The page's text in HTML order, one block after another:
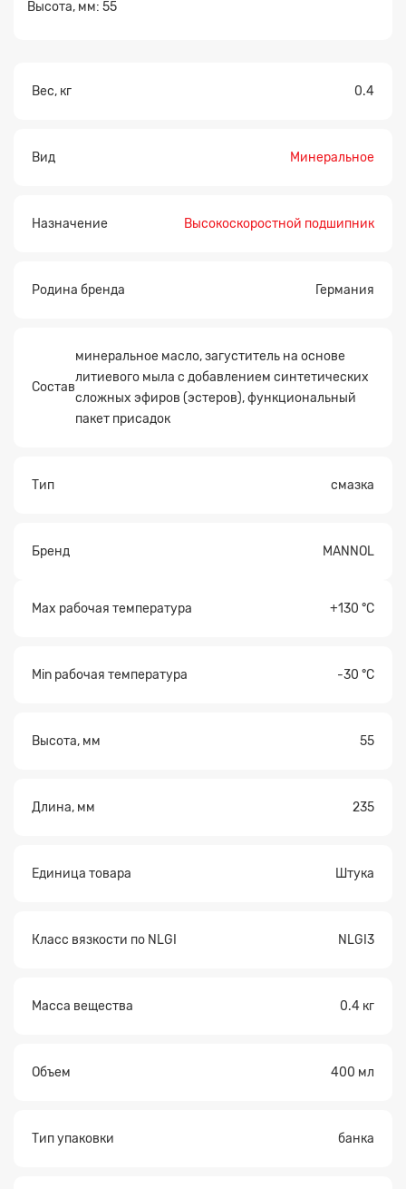
Высота, мм: 55
Вес, кг 0.4
Вид Минеральное
Назначение Высокоскоростной подшипник
Родина бренда Германия
Состав
минеральное масло, загуститель на основе
литиевого мыла с добавлением синтетических
сложных эфиров (эстеров), функциональный
пакет присадок
Тип смазка
Бренд MANNOL
Max рабочая температура +130 °С
Min рабочая температура -30 °С
Высота, мм 55
Длина, мм 235
Единица товара Штука
Класс вязкости по NLGI NLGI3
Масса вещества 0.4 кг
Объем 400 мл
Тип упаковки банка